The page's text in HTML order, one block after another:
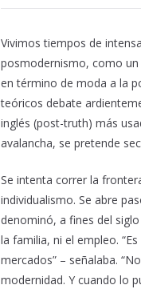
Vivimos tiempos de
posmodernismo, como
en término de moda a la
teóricos debate
inglés (post-truth) más
avalancha, se pretende
Se intenta correr la
individualismo. Se abre
denominó, a fines del
la familia, ni el empleo.
mercados” – señalaba.
modernidad. Y cuando lo